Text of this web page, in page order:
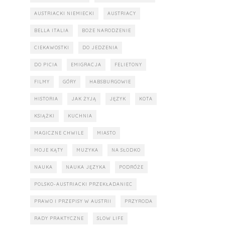
AUSTRIACKI NIEMIECKI AUSTRIACY
BELLA ITALIA BOŻE NARODZENIE
CIEKAWOSTKI DO JEDZENIA
DO PICIA EMIGRACJA FELIETONY
FILMY GÓRY HABSBURGOWIE
HISTORIA JAK ŻYJĄ JĘZYK KOTA
KSIĄŻKI KUCHNIA
MAGICZNE CHWILE MIASTO
MOJE KĄTY MUZYKA NA SŁODKO
NAUKA NAUKA JĘZYKA PODRÓŻE
POLSKO-AUSTRIACKI PRZEKŁADANIEC
PRAWO I PRZEPISY W AUSTRII PRZYRODA
RADY PRAKTYCZNE SLOW LIFE